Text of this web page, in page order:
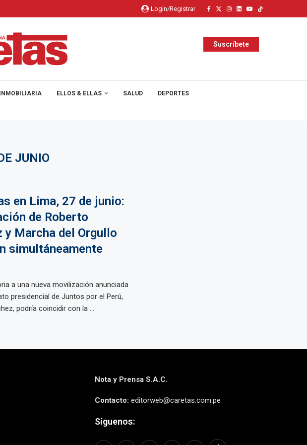
Login/Registrar
Suscríbete
ELLOS & ELLAS SALUD DEPORTES
JUNIO
en Lima, 27 de junio:
de Roberto
y Marcha del Orgullo
simultáneamente
a una nueva movilización anunciada
presidencial de Juntos por el Perú,
podría coincidir con la ...
Nota y Prensa S.A.C.
Contacto: editorweb@caretas.com.pe
Síguenos: